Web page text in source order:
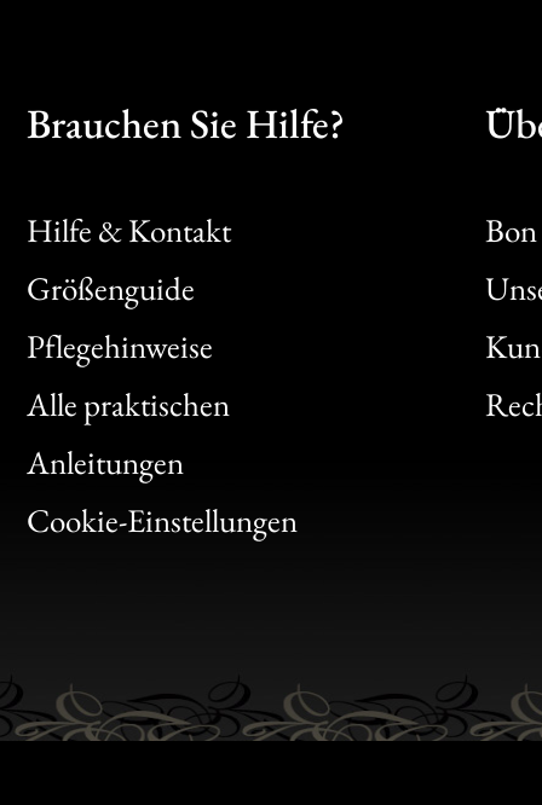
Brauchen Sie Hilfe?
Hilfe & Kontakt
Größenguide
Pflegehinweise
Alle praktischen
Anleitungen
Cookie-Einstellungen
Bon
Clic